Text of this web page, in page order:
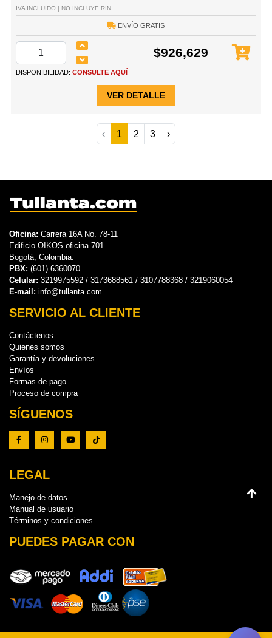
IVA INCLUIDO | NO INCLUYE RIN
ENVÍO GRATIS
$926,629
DISPONIBILIDAD: CONSULTE AQUÍ
VER DETALLE
‹ 1 2 3 ›
Oficina: Carrera 16A No. 78-11
Edificio OIKOS oficina 701
Bogotá, Colombia.
PBX: (601) 6360070
Celular: 3219975592 / 3173688561 / 3107788368 / 3219060054
E-mail: info@tullanta.com
SERVICIO AL CLIENTE
Contáctenos
Quienes somos
Garantía y devoluciones
Envíos
Formas de pago
Proceso de compra
SÍGUENOS
LEGAL
Manejo de datos
Manual de usuario
Términos y condiciones
PUEDES PAGAR CON